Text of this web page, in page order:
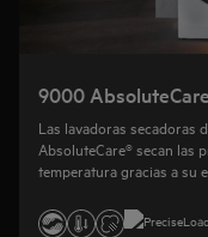
9000
Las lavadoras secadoras
AbsoluteCare® secan las
temperatura gracias a su